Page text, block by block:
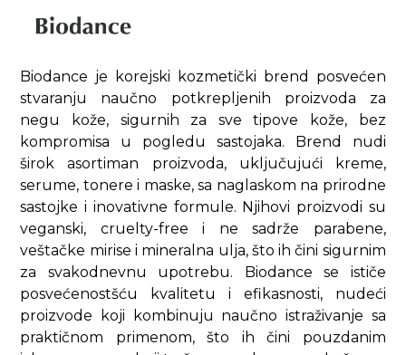
Biodance je korejski kozmetički brend posvećen
stvaranju naučno potkrepljenih proizvoda za
negu kože, sigurnih za sve tipove kože, bez
kompromisa u pogledu sastojaka. Brend nudi
širok asortiman proizvoda, uključujući kreme,
serume, tonere i maske, sa naglaskom na prirodne
sastojke i inovativne formule. Njihovi proizvodi su
veganski, cruelty-free i ne sadrže parabene,
veštačke mirise i mineralna ulja, što ih čini sigurnim
za svakodnevnu upotrebu. Biodance se ističe
posvećenostšću kvalitetu i efikasnosti, nudeći
proizvode koji kombinuju naučno istraživanje sa
praktičnom primenom, što ih čini pouzdanim